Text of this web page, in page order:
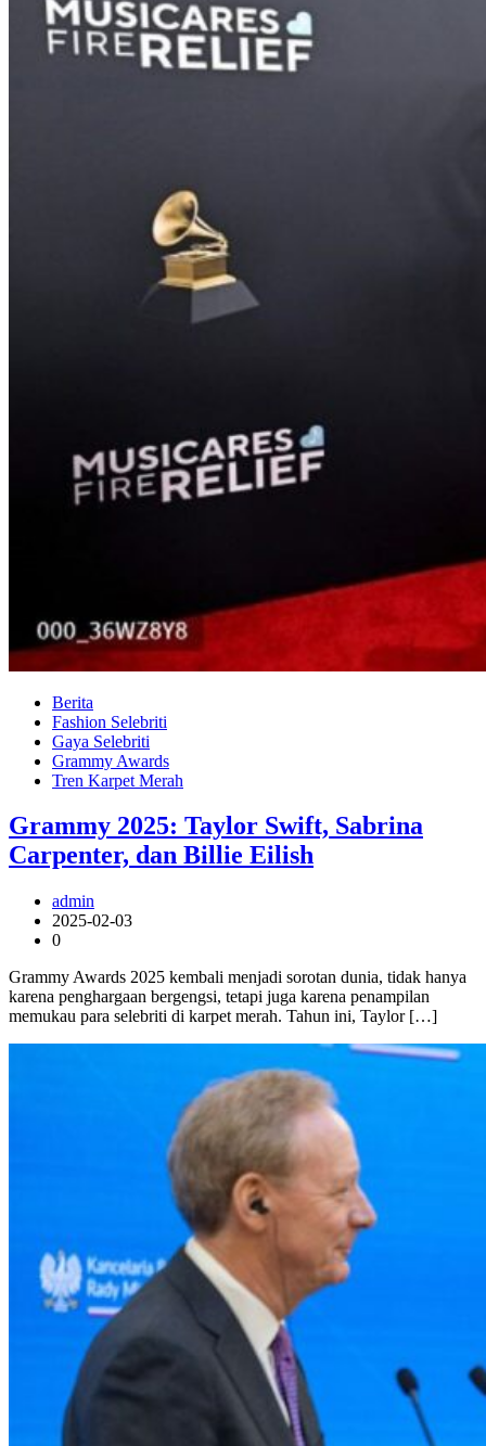
Berita
Fashion Selebriti
Gaya Selebriti
Grammy Awards
Tren Karpet Merah
Grammy 2025: Taylor Swift, Sabrina
Carpenter, dan Billie Eilish
admin
2025-02-03
0
Grammy Awards 2025 kembali menjadi sorotan dunia, tidak hanya
karena penghargaan bergengsi, tetapi juga karena penampilan
memukau para selebriti di karpet merah. Tahun ini, Taylor […]